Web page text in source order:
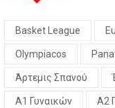
Basket League
Olympiacos
Άρτεμις Σπανού
Α1 Γυναικών Α2